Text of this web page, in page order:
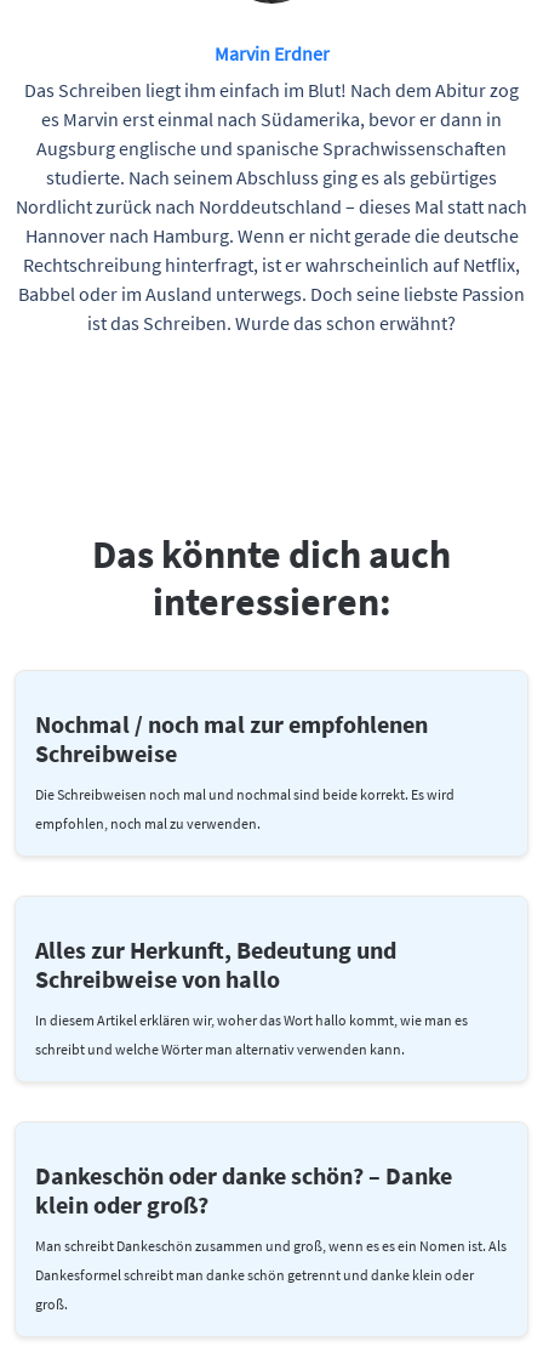
Marvin Erdner
Das Schreiben liegt ihm einfach im Blut! Nach dem Abitur zog
es Marvin erst einmal nach Südamerika, bevor er dann in
Augsburg englische und spanische Sprachwissenschaften
studierte. Nach seinem Abschluss ging es als gebürtiges
Nordlicht zurück nach Norddeutschland – dieses Mal statt nach
Hannover nach Hamburg. Wenn er nicht gerade die deutsche
Rechtschreibung hinterfragt, ist er wahrscheinlich auf Netflix,
Babbel oder im Ausland unterwegs. Doch seine liebste Passion
ist das Schreiben. Wurde das schon erwähnt?
Das könnte dich auch
interessieren:
Nochmal / noch mal zur empfohlenen
Schreibweise
Die Schreibweisen noch mal und nochmal sind beide korrekt. Es wird
empfohlen, noch mal zu verwenden.
Alles zur Herkunft, Bedeutung und
Schreibweise von hallo
In diesem Artikel erklären wir, woher das Wort hallo kommt, wie man es
schreibt und welche Wörter man alternativ verwenden kann.
Dankeschön oder danke schön? – Danke
klein oder groß?
Man schreibt Dankeschön zusammen und groß, wenn es es ein Nomen ist. Als
Dankesformel schreibt man danke schön getrennt und danke klein oder
groß.